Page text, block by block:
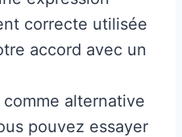
correcte utilisée
accord avec un
alternative
pouvez essayer